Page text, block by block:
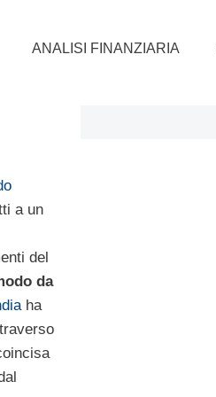
ANALISI FINANZIARIA
a un
del
da
ha